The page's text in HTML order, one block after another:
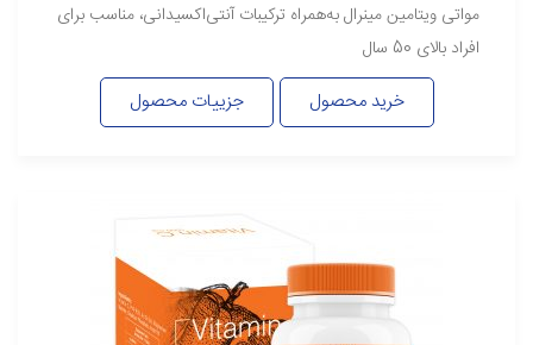
مواتی ویتامین مینرال به‌همراه ترکیبات آنتی‌اکسیدانی، مناسب برای
افراد بالای 50 سال
خرید محصول جزییات محصول